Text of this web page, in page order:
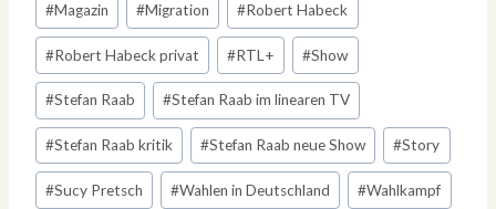
#Magazin #Migration #Robert Habeck
#Robert Habeck privat #RTL+ #Show
#Stefan Raab #Stefan Raab im linearen TV
#Stefan Raab kritik #Stefan Raab neue Show #Story
#Sucy Pretsch #Wahlen in Deutschland #Wahlkampf